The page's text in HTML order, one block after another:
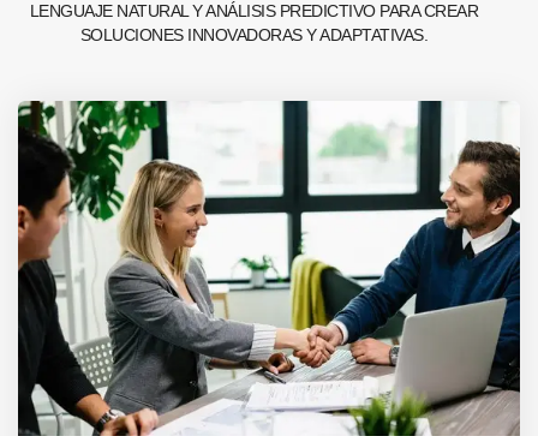
LENGUAJE NATURAL Y ANÁLISIS PREDICTIVO PARA CREAR
SOLUCIONES INNOVADORAS Y ADAPTATIVAS.